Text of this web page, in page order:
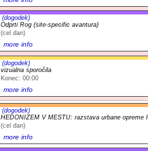
(dogodek)
Odprti Rog (site-specific avantura)
(cel dan)
more info
(dogodek)
vizualna sporočila
Konec: 00:00
more info
(dogodek)
HEDONIZEM V MESTU: razstava urbane opreme
(cel dan)
more info